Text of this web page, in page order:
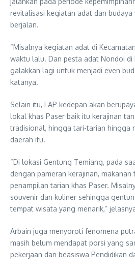
revitalisasi kegiatan adat dan
berjalan.
“Misalnya kegiatan adat di
waktu lalu. Dan pesta adat Nondoi di
galakkan lagi untuk menjadi even
katanya.
Selain itu, LAP kedepan akan
lokal khas Paser baik itu kerajinan
tradisional, hingga tari-tarian hingga
daerah itu.
“Di lokasi Gentung Temiang, pada
dengan pameran kerajinan,
penampilan tarian khas Paser.
souvenir dan kuliner sehingga
tempat wisata yang menarik,”
Arbain juga menyoroti fenomena
masih belum mendapat porsi yang
pekerjaan dan beasiswa Pendidikan